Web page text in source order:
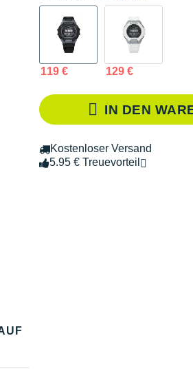
119 € 129 €
IN DEN
Kostenloser Versand
5.95 € Treuevorteil